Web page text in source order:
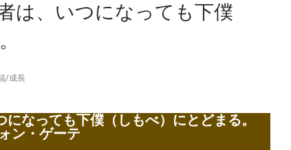
は、いつになっても下僕
/成長
なっても下僕（しもべ）にとどまる。
ン・ゲーテ